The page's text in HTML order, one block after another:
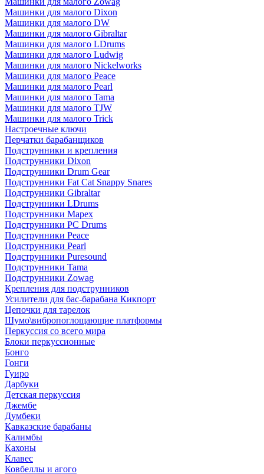
Машинки для малого Dixon
Машинки для малого DW
Машинки для малого Gibraltar
Машинки для малого LDrums
Машинки для малого Ludwig
Машинки для малого Nickelworks
Машинки для малого Peace
Машинки для малого Pearl
Машинки для малого Tama
Машинки для малого TJW
Машинки для малого Trick
Настроечные ключи
Перчатки барабанщиков
Подструнники и крепления
Подструнники Dixon
Подструнники Drum Gear
Подструнники Fat Cat Snappy Snares
Подструнники Gibraltar
Подструнники LDrums
Подструнники Mapex
Подструнники PC Drums
Подструнники Peace
Подструнники Pearl
Подструнники Puresound
Подструнники Tama
Подструнники Zowag
Крепления для подструнников
Усилители для бас-барабана Кикпорт
Цепочки для тарелок
Шумо\вибропоглощающие платформы
Перкуссия со всего мира
Блоки перкуссионные
Бонго
Гонги
Гуиро
Дарбуки
Детская перкуссия
Джембе
Думбеки
Кавказские барабаны
Калимбы
Кахоны
Клавес
Ковбеллы и агого